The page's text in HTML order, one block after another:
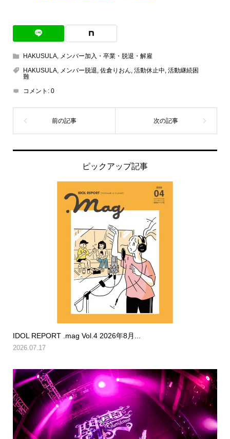
HAKUSULA,
メンバー加入・卒業・脱退・解雇
HAKUSULA, メンバー脱退 佐倉りおん 活動休止中 活動継続困
難
コメント: 0
ピックアップ記事
IDOL REPORT .mag Vol.4 2026年8月...
2026.07.17